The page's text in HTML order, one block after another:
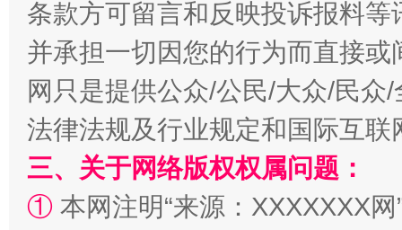
全民健身五年计划来了！等你上场
条款方可留言和反映投诉报料
并承担一切因您的行为而直接
网只是提供公众/公民/大众/民
法律法规及行业规定和国际互
三、关于网络版权权属问题：
① 本网注明“来源：XXXXXXX